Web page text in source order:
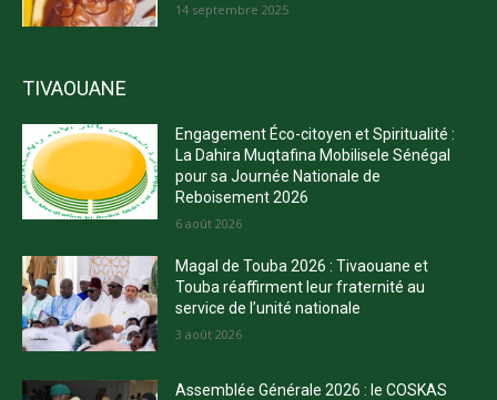
14 septembre 2025
TIVAOUANE
Engagement Éco-citoyen et Spiritualité :
La Dahira Muqtafina Mobilisele Sénégal
pour sa Journée Nationale de
Reboisement 2026
6 août 2026
Magal de Touba 2026 : Tivaouane et
Touba réaffirment leur fraternité au
service de l’unité nationale
3 août 2026
Assemblée Générale 2026 : le COSKAS